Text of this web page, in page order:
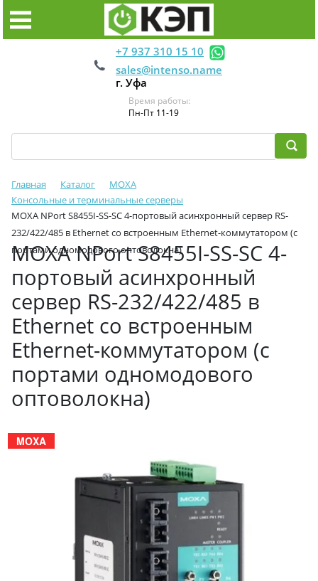
+7 937 310 15 10
sales@intenso.name
г. Уфа
Время работы:
Пн-Пт 11-19
Главная Каталог
MOXA
Консольные и терминальные серверы
MOXA NPort S8455I-SS-SC 4-портовый асинхронный сервер RS-
232/422/485 в Ethernet cо встроенным Ethernet-коммутатором (с
портами одномодового оптоволокна)
MOXA NPort S8455I-SS-SC 4-
портовый асинхронный
сервер RS-232/422/485 в
Ethernet cо встроенным
Ethernet-коммутатором (с
портами одномодового
оптоволокна)
MOXA